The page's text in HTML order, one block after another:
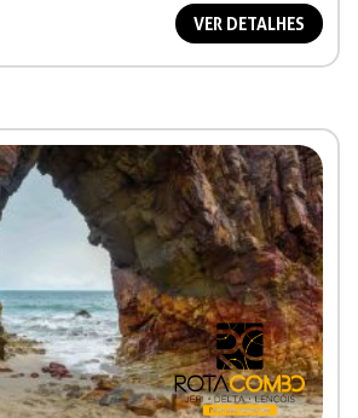
VER DETALHES